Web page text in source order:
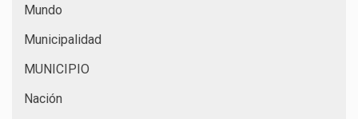
Mundo
Municipalidad
MUNICIPIO
Nación